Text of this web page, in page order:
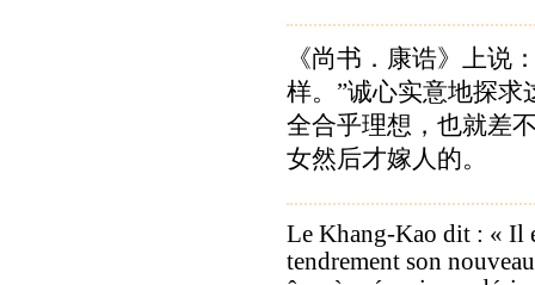
《尚书．康诰》上说
样。”诚心实意地探求
全合乎理想，也就差
女然后才嫁人的。
Le Khang-Kao dit : « Il
tendrement son